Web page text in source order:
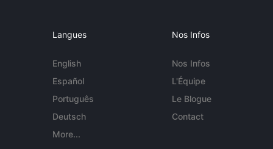
Langues
English
Español
Português
Deutsch
More...
Nos Infos
Nos Infos
L'Équipe
Le Blogue
Contact